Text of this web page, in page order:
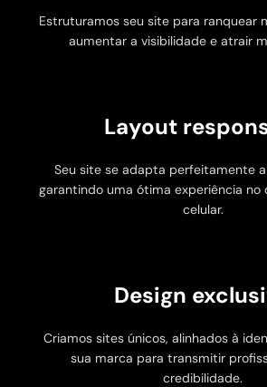
Estruturamos seu site para ranquear
aumentar a visibilidade e atrair
Layout
Seu site se adapta perfeitamente
garantindo uma ótima experiência
celular.
Design
Criamos sites únicos, alinhados à
sua marca para transmitir
credibilidade.